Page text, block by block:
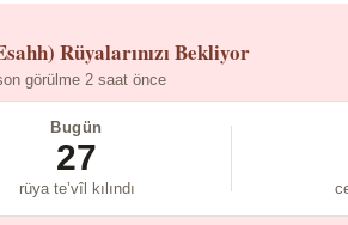
Rüyalarınızı Bekliyor
görülme 2 saat önce
Bugün
27
rüya te’vîl kılındı